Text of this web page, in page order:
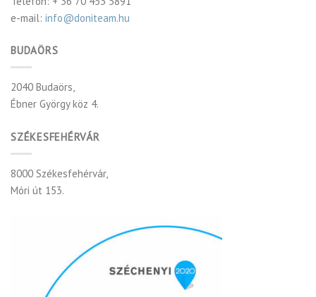
e-mail: info@doniteam.hu
BUDAÖRS
2040 Budaörs,
Ébner György köz 4.
SZÉKESFEHÉRVÁR
8000 Székesfehérvár,
Móri út 153.